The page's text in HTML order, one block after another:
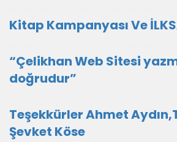
Kitap Kampanyası Ve
“Çelikhan Web Sitesi
doğrudur”
Teşekkürler Ahmet
Şevket Köse